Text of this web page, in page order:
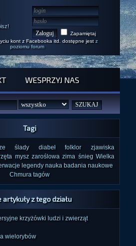
Zapamiętaj
kont z Facebooka itd. dostępne jest z
poziomu forum
WESPRZYJ NAS
Tagi
ślady diabeł folklor
zjawiska
mysz zaroślowa zima śnieg Wielka
legendy nauka badania naukowe
Chmura tagów
artykuły z tego działu
krzyżówki ludzi i zwierząt
wielorybów